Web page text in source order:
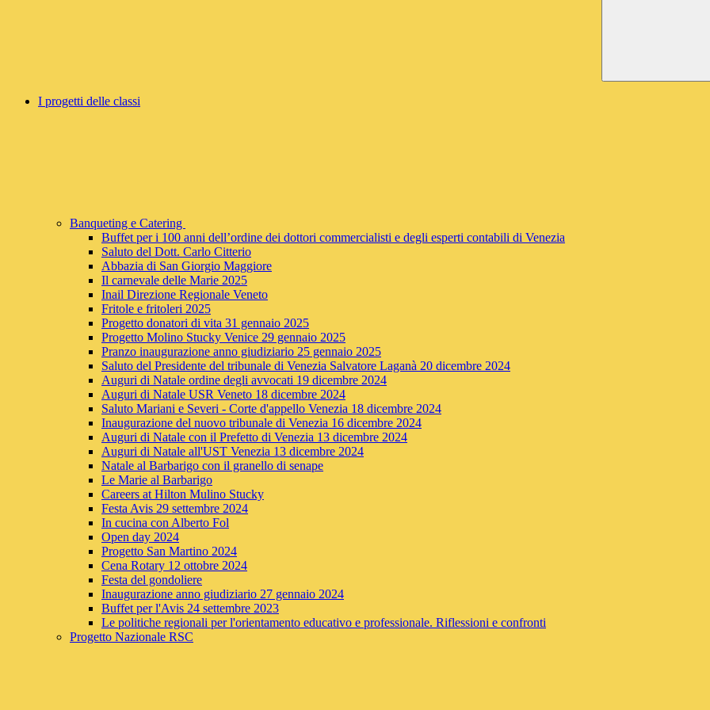
I progetti delle classi
Banqueting e Catering
Buffet per i 100 anni dell’ordine dei dottori commercialisti e degli esperti contabili di Venezia
Saluto del Dott. Carlo Citterio
Abbazia di San Giorgio Maggiore
Il carnevale delle Marie 2025
Inail Direzione Regionale Veneto
Fritole e fritoleri 2025
Progetto donatori di vita 31 gennaio 2025
Progetto Molino Stucky Venice 29 gennaio 2025
Pranzo inaugurazione anno giudiziario 25 gennaio 2025
Saluto del Presidente del tribunale di Venezia Salvatore Laganà 20 dicembre 2024
Auguri di Natale ordine degli avvocati 19 dicembre 2024
Auguri di Natale USR Veneto 18 dicembre 2024
Saluto Mariani e Severi - Corte d'appello Venezia 18 dicembre 2024
Inaugurazione del nuovo tribunale di Venezia 16 dicembre 2024
Auguri di Natale con il Prefetto di Venezia 13 dicembre 2024
Auguri di Natale all'UST Venezia 13 dicembre 2024
Natale al Barbarigo con il granello di senape
Le Marie al Barbarigo
Careers at Hilton Mulino Stucky
Festa Avis 29 settembre 2024
In cucina con Alberto Fol
Open day 2024
Progetto San Martino 2024
Cena Rotary 12 ottobre 2024
Festa del gondoliere
Inaugurazione anno giudiziario 27 gennaio 2024
Buffet per l'Avis 24 settembre 2023
Le politiche regionali per l'orientamento educativo e professionale. Riflessioni e confronti
Progetto Nazionale RSC